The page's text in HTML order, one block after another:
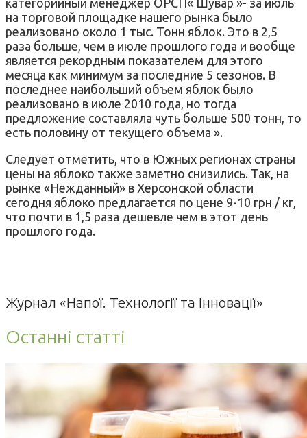
на торговой площадке нашего рынка было
реализовано около 1 тыс. Тонн яблок. Это в 2,5
раза больше, чем в июле прошлого года и вообще
является рекордным показателем для этого
месяца как минимум за последние 5 сезонов. В
последнее наибольший объем яблок было
реализовано в июле 2010 года, но тогда
предложение составляла чуть больше 500 тонн, то
есть половину от текущего объема ».
Следует отметить, что в Южных регионах страны
цены на яблоко также заметно снизились. Так, на
рынке «Нежданный» в Херсонской области
сегодня яблоко предлагается по цене 9-10 грн / кг,
что почти в 1,5 раза дешевле чем в этот день
прошлого года.
Журнал «Напої. Технології та Інновації»
Останні статті